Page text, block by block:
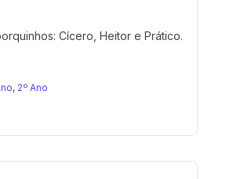
Cícero, Heitor e Prático.
, 2º Ano